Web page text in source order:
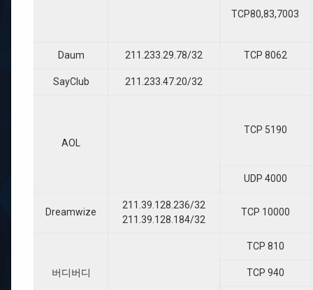
TCP80,83,7003
Daum 211.233.29.78/32 TCP 8062
SayClub 211.233.47.20/32
AOL
TCP 5190
UDP 4000
Dreamwize
211.39.128.236/32
211.39.128.184/32
TCP 10000
버디버디
TCP 810
TCP 940